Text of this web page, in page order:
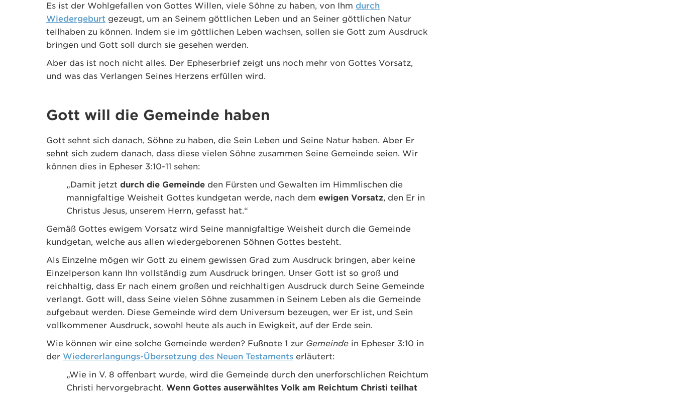
Es ist der Wohlgefallen von Gottes Willen, viele Söhne zu haben, von Ihm durch
Wiedergeburt gezeugt, um an Seinem göttlichen Leben und an Seiner göttlichen Natur
teilhaben zu können. Indem sie im göttlichen Leben wachsen, sollen sie Gott zum Ausdruck
bringen und Gott soll durch sie gesehen werden.
Aber das ist noch nicht alles. Der Epheserbrief zeigt uns noch mehr von Gottes Vorsatz,
und was das Verlangen Seines Herzens erfüllen wird.
Gott will die Gemeinde haben
Gott sehnt sich danach, Söhne zu haben, die Sein Leben und Seine Natur haben. Aber Er
sehnt sich zudem danach, dass diese vielen Söhne zusammen Seine Gemeinde seien. Wir
können dies in Epheser 3:10-11 sehen:
„Damit jetzt durch die Gemeinde den Fürsten und Gewalten im Himmlischen die
mannigfaltige Weisheit Gottes kundgetan werde, nach dem ewigen Vorsatz, den Er in
Christus Jesus, unserem Herrn, gefasst hat.“
Gemäß Gottes ewigem Vorsatz wird Seine mannigfaltige Weisheit durch die Gemeinde
kundgetan, welche aus allen wiedergeborenen Söhnen Gottes besteht.
Als Einzelne mögen wir Gott zu einem gewissen Grad zum Ausdruck bringen, aber keine
Einzelperson kann Ihn vollständig zum Ausdruck bringen. Unser Gott ist so groß und
reichhaltig, dass Er nach einem großen und reichhaltigen Ausdruck durch Seine Gemeinde
verlangt. Gott will, dass Seine vielen Söhne zusammen in Seinem Leben als die Gemeinde
aufgebaut werden. Diese Gemeinde wird dem Universum bezeugen, wer Er ist, und Sein
vollkommener Ausdruck, sowohl heute als auch in Ewigkeit, auf der Erde sein.
Wie können wir eine solche Gemeinde werden? Fußnote 1 zur Gemeinde in Epheser 3:10 in
der Wiedererlangungs-Übersetzung des Neuen Testaments erläutert:
„Wie in V. 8 offenbart wurde, wird die Gemeinde durch den unerforschlichen Reichtum
Christi hervorgebracht. Wenn Gottes auserwähltes Volk am Reichtum Christi teilhat